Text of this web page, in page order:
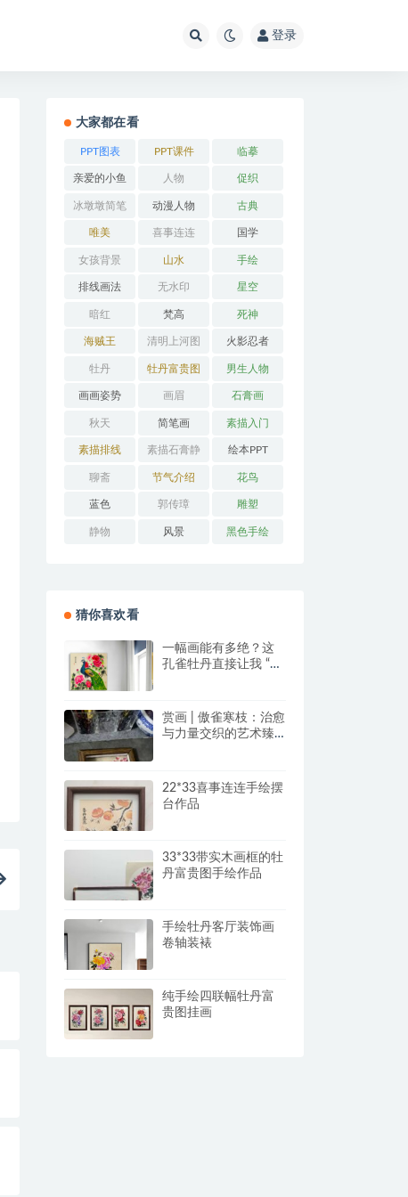
登录
大家都在看
PPT图表 PPT课件 临摹
亲爱的小鱼 人物 促织
冰墩墩简笔
画
动漫人物 古典
唯美 喜事连连 国学
女孩背景 山水 手绘
排线画法 无水印 星空
暗红 梵高 死神
海贼王 清明上河图 火影忍者
牡丹 牡丹富贵图 男生人物
画画姿势 画眉 石膏画
秋天 简笔画 素描入门
素描排线 素描石膏静
物
绘本PPT
聊斋 节气介绍 花鸟
蓝色 郭传璋 雕塑
静物 风景 黑色手绘
猜你喜欢看
一幅画能有多绝？这
孔雀牡丹直接让我 “哇
赏画 | 傲雀寒枝：治愈
与力量交织的艺术臻
22*33喜事连连手绘摆
台作品
33*33带实木画框的牡
丹富贵图手绘作品
手绘牡丹客厅装饰画
卷轴装裱
纯手绘四联幅牡丹富
贵图挂画